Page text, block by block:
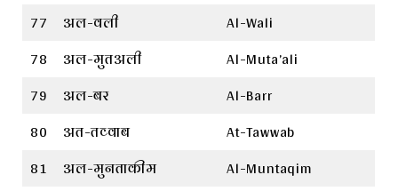
77
अल-वली
Al-Wali
78
अल-मुतअली
Al-Muta’ali
79
अल-बर
Al-Barr
80
अत-तव्वाब
At-Tawwab
81
अल-मुनताकीम
Al-Muntaqim